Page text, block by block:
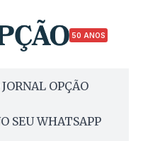
50 ANOS
OPÇÃO
SEU WHATSAPP